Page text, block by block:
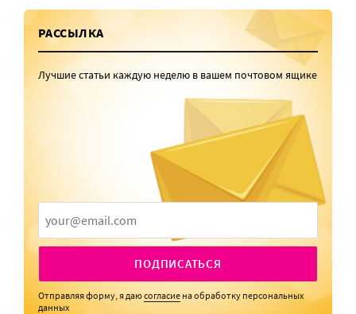
РАССЫЛКА
Лучшие статьи каждую неделю в вашем почтовом ящике
ПОДПИСАТЬСЯ
Отправляя форму, я даюсогласие на обработку персональных
данных